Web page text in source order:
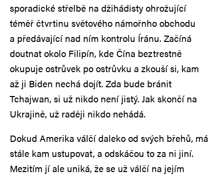
sporadické střelbě na džihádisty ohrožující
téměř čtvrtinu světového námořnho obchodu
a předávající nad ním kontrolu Íránu. Začíná
doutnat okolo Filipín, kde Čína beztrestně
okupuje ostrůvek po ostrůvku a zkouší si, kam
až ji Biden nechá dojít. Zda bude bránit
Tchajwan, si už nikdo není jistý. Jak skončí na
Ukrajině, už raději nikdo nehádá.
Dokud Amerika válčí daleko od svých břehů, má
stále kam ustupovat, a odskáčou to za ni jiní.
Mezitím jí ale uniká, že se už válčí na jejím